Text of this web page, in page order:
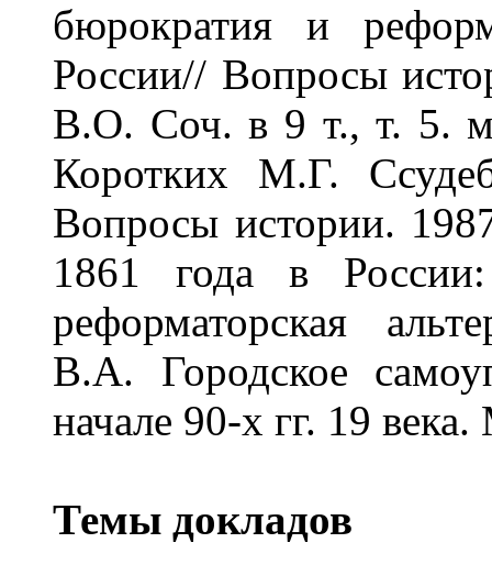
бюрократия и
России// Вопросы
В.О. Соч. в 9 т., т. 5.
Коротких М.Г.
Вопросы истории.
1861 года в России:
реформаторская
В.А. Городское
начале 90-х гг. 19
Темы докладов